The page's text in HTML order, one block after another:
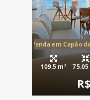
Mar à Venda em Capão
109.5 m² 75.05